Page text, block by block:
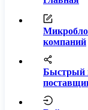
компаний
Быстрый
15